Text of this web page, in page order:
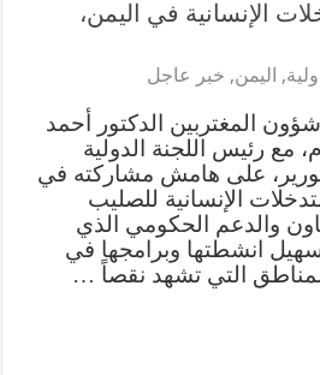
الإنسانية في اليمن،
, اليمن, خبر عاجل
المغتربين الدكتور أحمد
مع رئيس اللجنة الدولية
على هامش مشاركته في
الإنسانية للصليب
والدعم الحكومي الذي
انشطتها وبرامجها في
التي تشهد نقصاً …